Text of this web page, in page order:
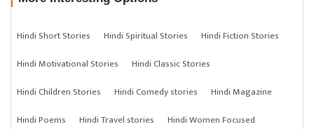
Hindi Short Stories Hindi Spiritual Stories
Hindi Fiction Stories
Hindi Motivational Stories
Hindi Classic Stories
Hindi Children Stories
Hindi Comedy stories
Hindi Magazine
Hindi Poems
Hindi Travel stories
Hindi Women Focused